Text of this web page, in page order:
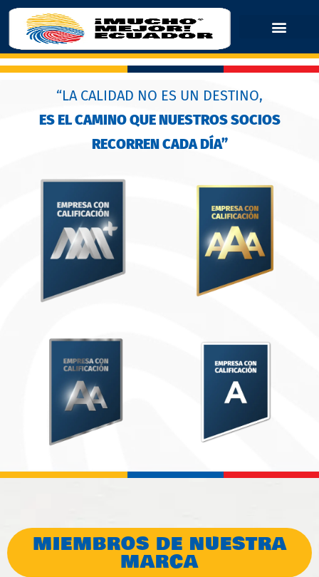
“LA CALIDAD NO ES UN DESTINO,
ES EL CAMINO QUE NUESTROS SOCIOS
RECORREN CADA DÍA”
MIEMBROS DE NUESTRA
MARCA